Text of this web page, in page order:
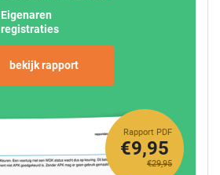
Eigenaren
registraties
bekijk rapport
Rapport PDF
€29,95
€9,95